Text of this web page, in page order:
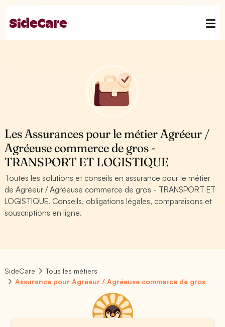
Les Assurances pour le métier Agréeur /
Agréeuse commerce de gros -
TRANSPORT ET LOGISTIQUE
Toutes les solutions et conseils en assurance pour le métier
de Agréeur / Agréeuse commerce de gros - TRANSPORT ET
LOGISTIQUE. Conseils, obligations légales, comparaisons et
souscriptions en ligne.
SideCare
Tous les métiers
Assurance pour Agréeur / Agréeuse commerce de gros